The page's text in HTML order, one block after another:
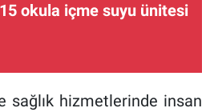
okula içme suyu ünitesi
sağlık hizmetlerinde insan